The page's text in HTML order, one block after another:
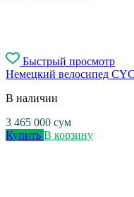
Быстрый просмотр
Немецкий велосипед
В наличии
3 465 000 сум
Купить В корзину